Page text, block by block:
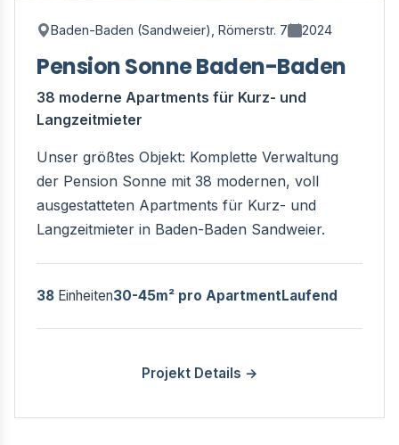
Baden-Baden (Sandweier), Römerstr. 7 2024
Pension Sonne Baden-Baden
38 moderne Apartments für Kurz- und
Langzeitmieter
Unser größtes Objekt: Komplette Verwaltung
der Pension Sonne mit 38 modernen, voll
ausgestatteten Apartments für Kurz- und
Langzeitmieter in Baden-Baden Sandweier.
38 Einheiten30-45m² pro ApartmentLaufend
Projekt Details →